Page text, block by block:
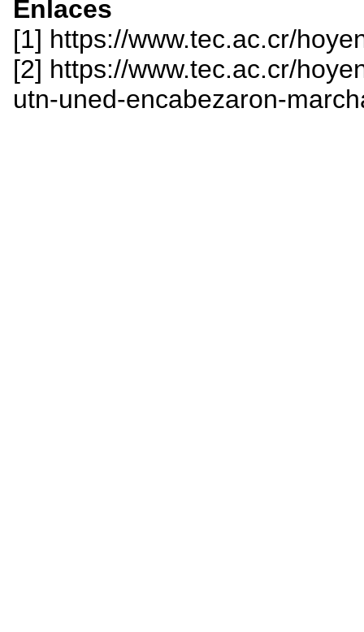
Enlaces
[1] https://www.tec.ac.cr/
[2] https://www.tec.ac.cr/
utn-uned-encabezaron-